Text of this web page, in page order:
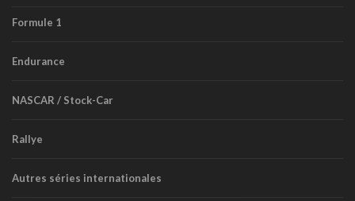
Formule 1
Endurance
NASCAR / Stock-Car
Rallye
Autres séries internationales